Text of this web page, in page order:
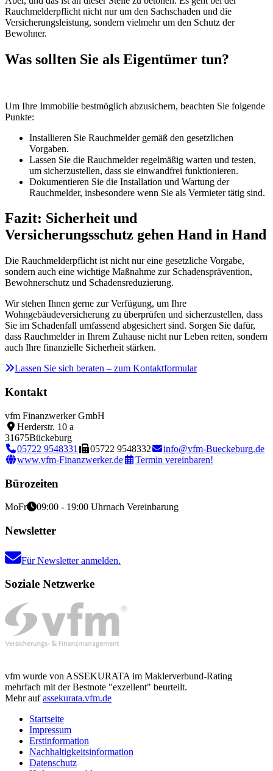
Rauchmelderpflicht nicht nur um den Sachschaden und die
Versicherungsleistung, sondern vielmehr um den Schutz der
Bewohner.
Was sollten Sie als Eigentümer tun?
Um Ihre Immobilie bestmöglich abzusichern, beachten Sie folgende
Punkte:
Installieren Sie Rauchmelder gemäß den gesetzlichen
Vorgaben.
Lassen Sie die Rauchmelder regelmäßig warten und testen,
um sicherzustellen, dass sie einwandfrei funktionieren.
Dokumentieren Sie die Installation und Wartung der
Rauchmelder, insbesondere wenn Sie als Vermieter tätig sind.
Fazit: Sicherheit und
Versicherungsschutz gehen Hand in Hand
Die Rauchmelderpflicht ist nicht nur eine gesetzliche Vorgabe,
sondern auch eine wichtige Maßnahme zur Schadensprävention,
Bewohnerschutz und Schadensreduzierung.
Wir stehen Ihnen gerne zur Verfügung, um Ihre
Wohngebäudeversicherung zu überprüfen und sicherzustellen, dass
Sie im Schadenfall umfassend abgesichert sind. Sorgen Sie dafür,
dass Rauchmelder in Ihrem Zuhause nicht nur Leben retten, sondern
auch Ihre finanzielle Sicherheit stärken.
Lassen Sie sich beraten – zum Kontaktformular
Kontakt
vfm Finanzwerker GmbH
Herderstr. 10 a
31675Bückeburg
05722 9548331
05722 9548332
info@vfm-Bueckeburg.de
www.vfm-Finanzwerker.de
Termin vereinbaren!
Bürozeiten
MoFr 09:00 - 19:00 Uhrnach Vereinbarung
Newsletter
Für Newsletter anmelden.
Soziale Netzwerke
vfm wurde von ASSEKURATA im Maklerverbund-Rating
mehrfach mit der Bestnote "exzellent" beurteilt.
Mehr aufassekurata.vfm.de
Startseite
Impressum
Erstinformation
Nachhaltigkeitsinformation
Datenschutz